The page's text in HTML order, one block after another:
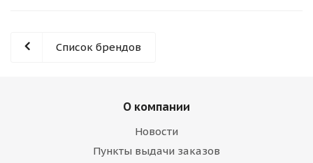
Список брендов
О компании
Новости
Пункты выдачи заказов